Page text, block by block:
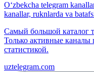
O‘zbekcha telegram
kanallar, ruknlarda va
Самый большой каталог
Только активные каналы
статистикой.
uztelegram.com